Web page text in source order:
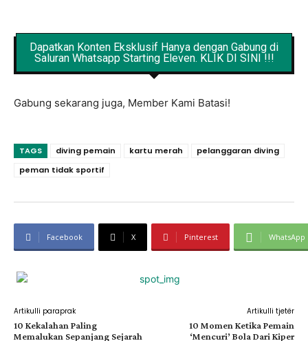
Dapatkan Konten Eksklusif Hanya dengan Gabung di
Saluran Whatsapp Starting Eleven. KLIK DI SINI !!!
Gabung sekarang juga, Member Kami Batasi!
TAGS diving pemain kartu merah
pelanggaran diving
peman tidak sportif
Facebook X Pinterest WhatsApp
Artikulli paraprak
10 Kekalahan Paling
Memalukan Sepanjang Sejarah
Artikulli tjetër
10 Momen Ketika Pemain
‘Mencuri’ Bola Dari Kiper